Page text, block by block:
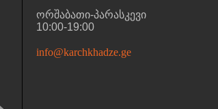
ორშაბათი-პარასკევი
10:00-19:00
info@karchkhadze.ge